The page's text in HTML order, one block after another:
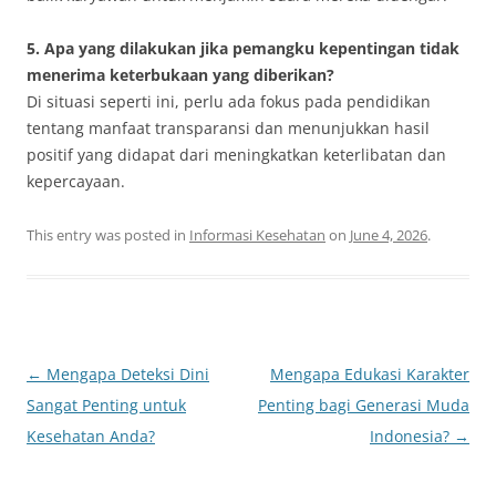
5. Apa yang dilakukan jika pemangku kepentingan tidak
menerima keterbukaan yang diberikan?
Di situasi seperti ini, perlu ada fokus pada pendidikan
tentang manfaat transparansi dan menunjukkan hasil
positif yang didapat dari meningkatkan keterlibatan dan
kepercayaan.
This entry was posted in Informasi Kesehatan on June 4, 2026.
Post
navigation
← Mengapa Deteksi Dini
Sangat Penting untuk
Kesehatan Anda?
Mengapa Edukasi Karakter
Penting bagi Generasi Muda
Indonesia? →